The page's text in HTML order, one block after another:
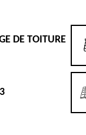
DE TOITURE